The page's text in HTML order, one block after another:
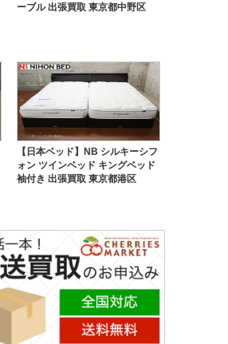
ーブル 出張買取 東京都中野区
【日本ベッド】NB シルキーシフ
ォン ツインベッド キングベッド
袖付き 出張買取 東京都港区